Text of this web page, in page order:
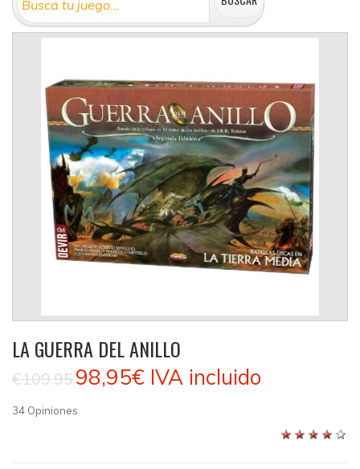
LA GUERRA DEL ANILLO
€109.9598,95€ IVA incluido
34 Opiniones